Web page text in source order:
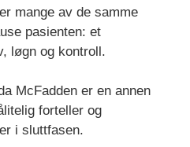
mange av de samme
pasienten: et
løgn og kontroll.
McFadden er en annen
forteller og
i sluttfasen.